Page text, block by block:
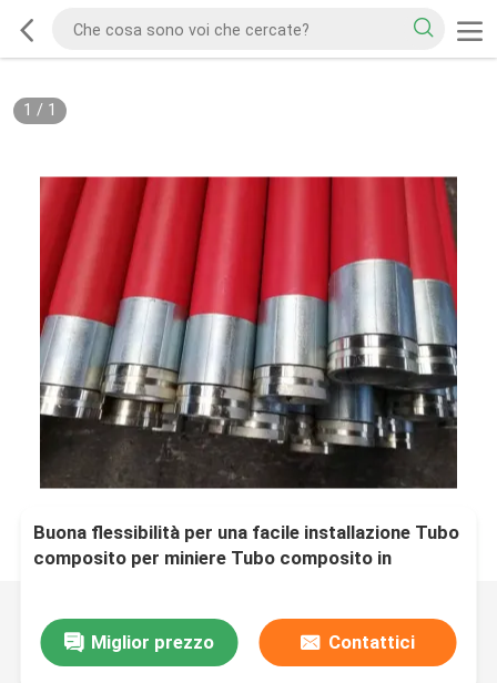
1 / 1
Buona flessibilità per una facile installazione Tubo
composito per miniere Tubo composito in
Miglior prezzo Contattici